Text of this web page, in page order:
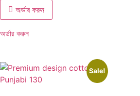
অর্ডার করুন
অর্ডার করুন
Sale!